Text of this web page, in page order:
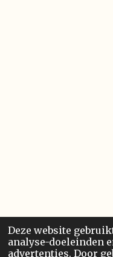
Deze website
analyse-doeleinden
advertenties. Door